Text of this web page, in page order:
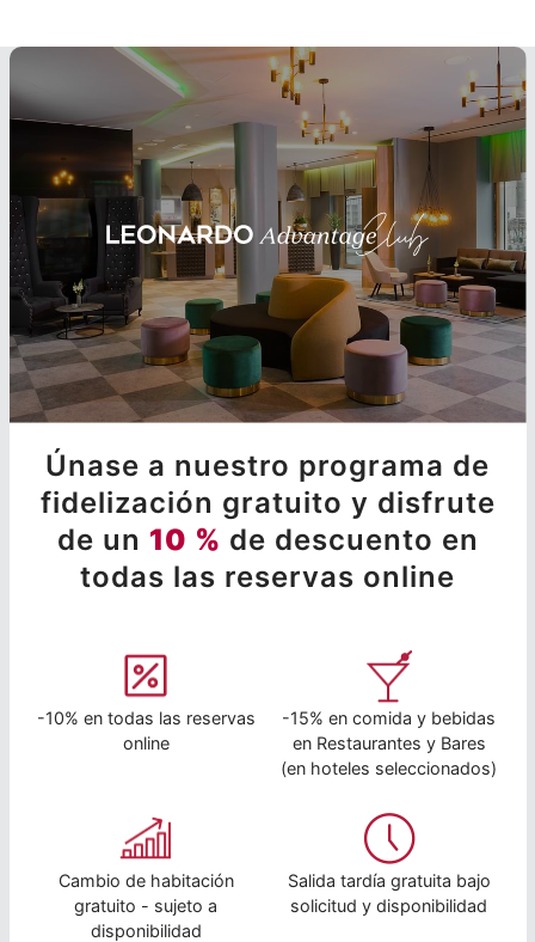
Únase a nuestro programa de
fidelización gratuito y disfrute
de un 10 % de descuento en
todas las reservas online
-10% en todas las reservas
online
-15% en comida y bebidas
en Restaurantes y Bares
(en hoteles seleccionados)
Cambio de habitación
gratuito - sujeto a
disponibilidad
Salida tardía gratuita bajo
solicitud y disponibilidad